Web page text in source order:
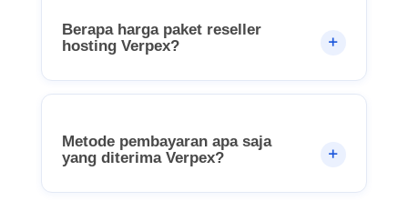
Berapa harga paket reseller
hosting Verpex?
Metode pembayaran apa saja
yang diterima Verpex?